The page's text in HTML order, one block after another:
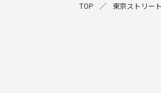
TOP 東京ストリー